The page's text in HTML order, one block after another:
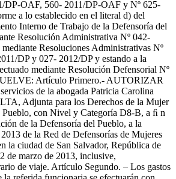
DP-OAF, 560- 2011/DP-OAF y Nº 625-
a lo establecido en el literal d) del
Interno de Trabajo de la Defensoría del
Resolución Administrativa Nº 042-
Resoluciones Administrativas Nº
DP y 027- 2012/DP y estando a la
mediante Resolución Defensorial Nº
Artículo Primero.- AUTORIZAR
de la abogada Patricia Carolina
Adjunta para los Derechos de la Mujer
Pueblo, con Nivel y Categoría D8-B, a ﬁ n
de la Defensoría del Pueblo, a la
de la Red de Defensorías de Mujeres
la ciudad de San Salvador, República de
de marzo de 2013, inclusive,
de viaje. Artículo Segundo. – Los gastos